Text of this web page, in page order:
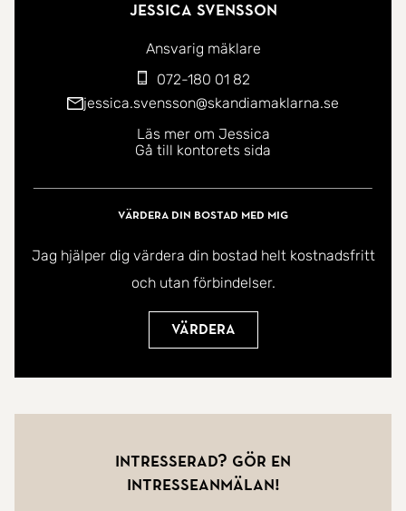
Jessica Svensson
Ansvarig mäklare
072-180 01 82
jessica.svensson@skandiamaklarna.se
Läs mer om Jessica
Gå till kontorets sida
Värdera din bostad med mig
Jag hjälper dig värdera din bostad helt kostnadsfritt
och utan förbindelser.
Värdera
Intresserad? Gör en
intresseanmälan!